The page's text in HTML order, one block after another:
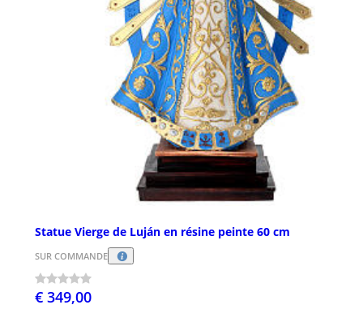
Statue Vierge de Luján en résine peinte 60 cm
SUR COMMANDE
€ 349,00